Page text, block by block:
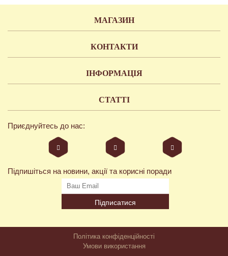
МАГАЗИН
КОНТАКТИ
ІНФОРМАЦІЯ
СТАТТІ
Приєднуйтесь до нас:
Підпишіться на новини, акції та корисні поради
Підписатися
Політика конфіденційності
Умови використання